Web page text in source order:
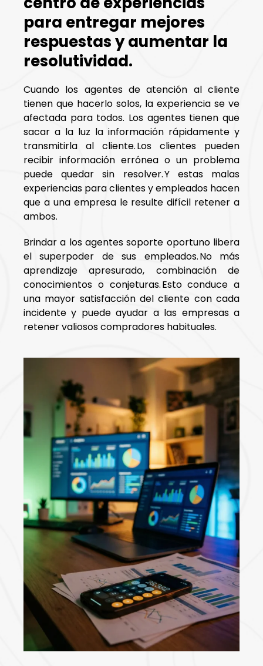
para entregar mejores
respuestas y aumentar la
resolutividad.
Cuando los agentes de atención al cliente
tienen que hacerlo solos, la experiencia se ve
afectada para todos. Los agentes tienen que
sacar a la luz la información rápidamente y
transmitirla al cliente. Los clientes pueden
recibir información errónea o un problema
puede quedar sin resolver. Y estas malas
experiencias para clientes y empleados hacen
que a una empresa le resulte difícil retener a
ambos.
Brindar a los agentes soporte oportuno libera
el superpoder de sus empleados. No más
aprendizaje apresurado, combinación de
conocimientos o conjeturas. Esto conduce a
una mayor satisfacción del cliente con cada
incidente y puede ayudar a las empresas a
retener valiosos compradores habituales.